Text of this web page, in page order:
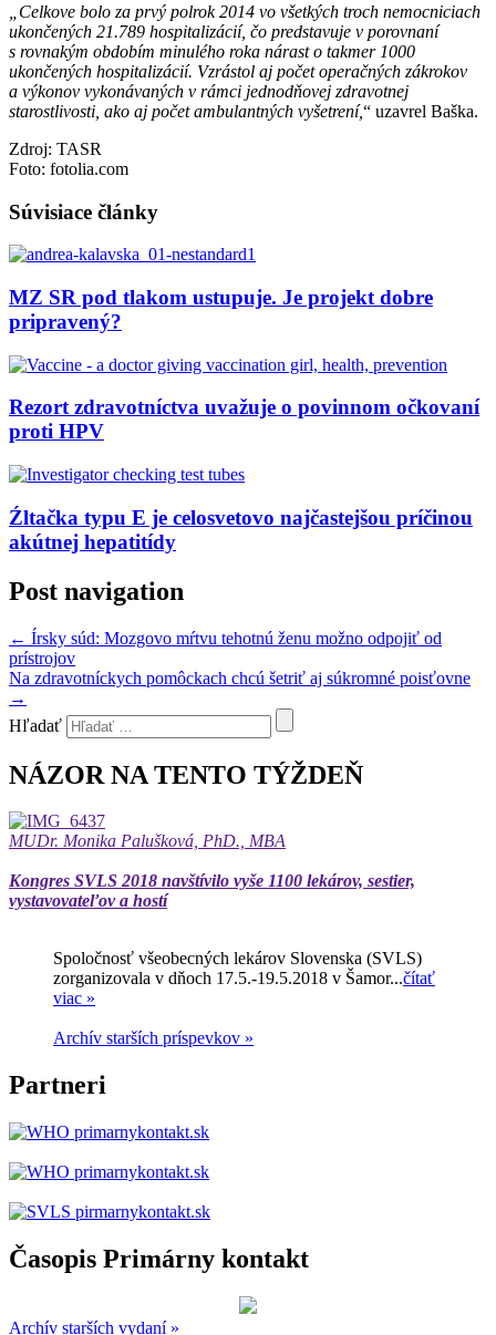
„Celkove bolo za prvý polrok 2014 vo všetkých troch nemocniciach
ukončených 21.789 hospitalizácií, čo predstavuje v porovnaní
s rovnakým obdobím minulého roka nárast o takmer 1000
ukončených hospitalizácií. Vzrástol aj počet operačných zákrokov
a výkonov vykonávaných v rámci jednodňovej zdravotnej
starostlivosti, ako aj počet ambulantných vyšetrení,“ uzavrel Baška.
Zdroj: TASR
Foto: fotolia.com
Súvisiace články
MZ SR pod tlakom ustupuje. Je projekt dobre
pripravený?
Rezort zdravotníctva uvažuje o povinnom očkovaní
proti HPV
Źltačka typu E je celosvetovo najčastejšou príčinou
akútnej hepatitídy
Post navigation
← Írsky súd: Mozgovo mŕtvu tehotnú ženu možno odpojiť od
prístrojov
Na zdravotníckych pomôckach chcú šetriť aj súkromné poisťovne
→
Hľadať
NÁZOR NA TENTO TÝŽDEŇ
MUDr. Monika Palušková, PhD., MBA
Kongres SVLS 2018 navštívilo vyše 1100 lekárov, sestier,
vystavovateľov a hostí
Spoločnosť všeobecných lekárov Slovenska (SVLS)
zorganizovala v dňoch 17.5.-19.5.2018 v Šamor...čítať
viac »
Archív starších príspevkov »
Partneri
Časopis Primárny kontakt
Archív starších vydaní »